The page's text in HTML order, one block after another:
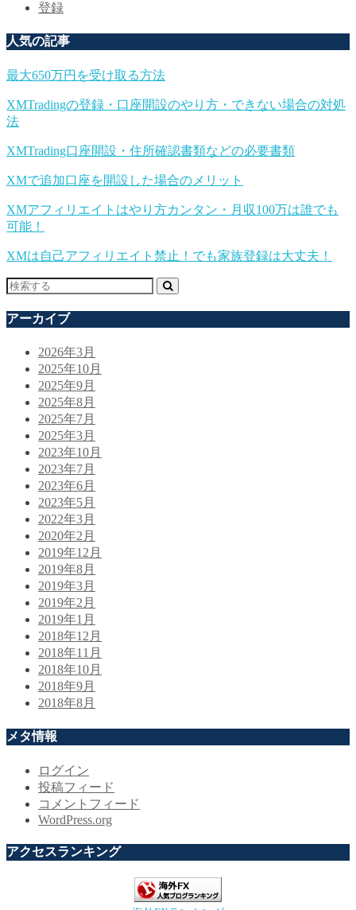
登録
人気の記事
最大650万円を受け取る方法
XMTradingの登録・口座開設のやり方・できない場合の対処
法
XMTrading口座開設・住所確認書類などの必要書類
XMで追加口座を開設した場合のメリット
XMアフィリエイトはやり方カンタン・月収100万は誰でも
可能！
XMは自己アフィリエイト禁止！でも家族登録は大丈夫！
アーカイブ
2026年3月
2025年10月
2025年9月
2025年8月
2025年7月
2025年3月
2023年10月
2023年7月
2023年6月
2023年5月
2022年3月
2020年2月
2019年12月
2019年8月
2019年3月
2019年2月
2019年1月
2018年12月
2018年11月
2018年10月
2018年9月
2018年8月
メタ情報
ログイン
投稿フィード
コメントフィード
WordPress.org
アクセスランキング